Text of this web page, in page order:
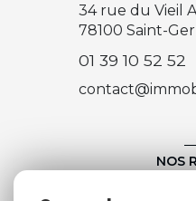
34 rue du Vieil
78100 Saint-
01 39 10 52 52
NOS